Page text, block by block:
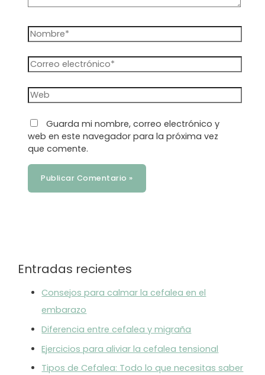
Nombre*
Correo
electrónico*
Web
Guarda mi nombre, correo electrónico y
web en este navegador para la próxima vez
que comente.
Entradas recientes
Consejos para calmar la cefalea en el
embarazo
Diferencia entre cefalea y migraña
Ejercicios para aliviar la cefalea tensional
Tipos de Cefalea: Todo lo que necesitas saber